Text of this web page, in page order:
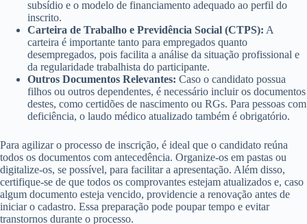
subsídio e o modelo de financiamento adequado ao perfil do
inscrito.
Carteira de Trabalho e Previdência Social (CTPS): A
carteira é importante tanto para empregados quanto
desempregados, pois facilita a análise da situação profissional e
da regularidade trabalhista do participante.
Outros Documentos Relevantes: Caso o candidato possua
filhos ou outros dependentes, é necessário incluir os documentos
destes, como certidões de nascimento ou RGs. Para pessoas com
deficiência, o laudo médico atualizado também é obrigatório.
Para agilizar o processo de inscrição, é ideal que o candidato reúna
todos os documentos com antecedência. Organize-os em pastas ou
digitalize-os, se possível, para facilitar a apresentação. Além disso,
certifique-se de que todos os comprovantes estejam atualizados e, caso
algum documento esteja vencido, providencie a renovação antes de
iniciar o cadastro. Essa preparação pode poupar tempo e evitar
transtornos durante o processo.